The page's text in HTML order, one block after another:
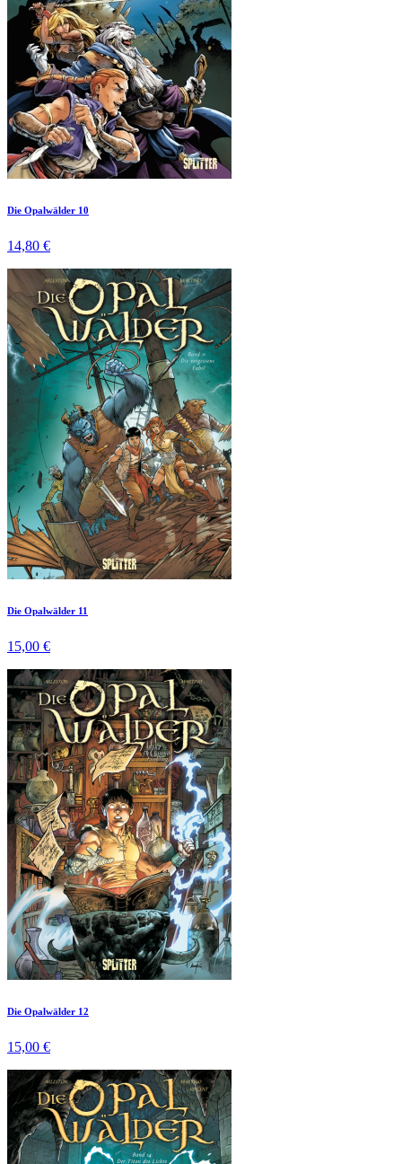
Die Opalwälder 10
14,80 €
Die Opalwälder 11
15,00 €
Die Opalwälder 12
15,00 €